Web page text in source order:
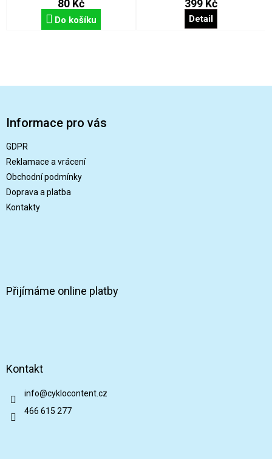
80 Kč
Do košíku
399 Kč
Detail
Informace pro vás
GDPR
Reklamace a vrácení
Obchodní podmínky
Doprava a platba
Kontakty
Přijímáme online platby
Kontakt
info@cyklocontent.cz
466 615 277